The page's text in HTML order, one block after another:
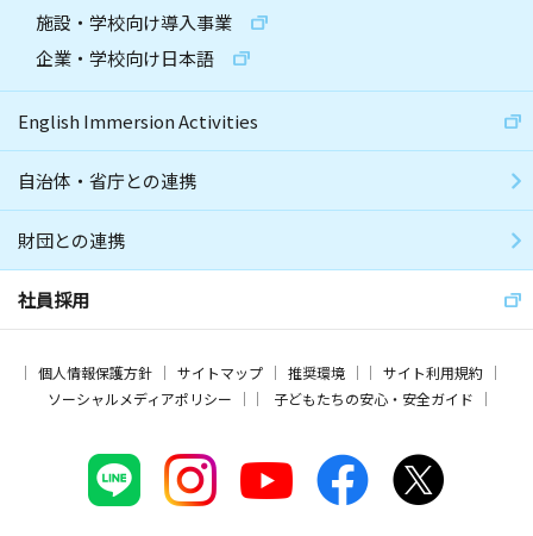
施設・学校向け導入事業
企業・学校向け日本語
English Immersion Activities
自治体・省庁との連携
財団との連携
社員採用
個人情報保護方針 サイトマップ 推奨環境
サイト利用規約
ソーシャルメディアポリシー
子どもたちの安心・安全ガイド